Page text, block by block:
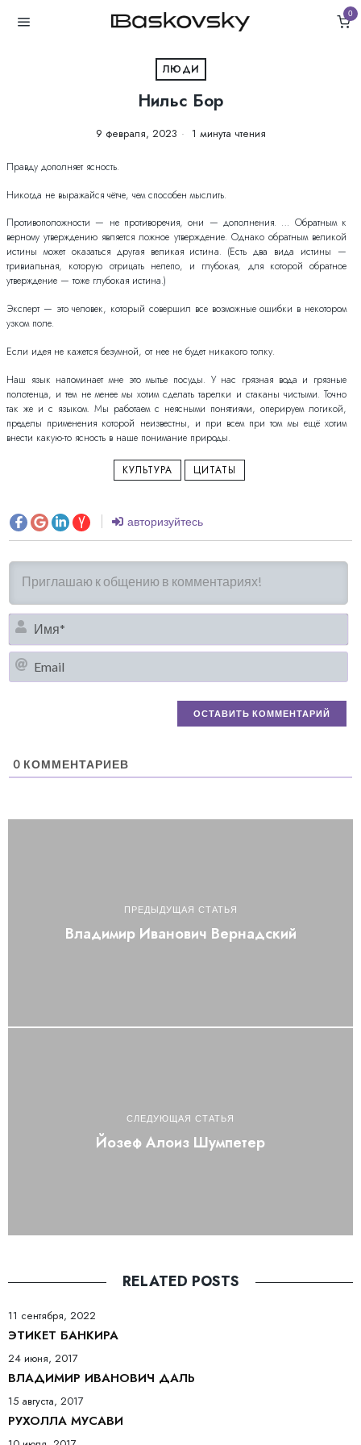
0
ЛЮДИ
Нильс Бор
9 февраля, 2023 1 минута чтения
Правду дополняет ясность.
Никогда не выражайся чётче, чем способен мыслить.
Противоположности — не противоречия, они — дополнения. … Обратным к
верному утверждению является ложное утверждение. Однако обратным великой
истины может оказаться другая великая истина. (Есть два вида истины —
тривиальная, которую отрицать нелепо, и глубокая, для которой обратное
утверждение — тоже глубокая истина.)
Эксперт — это человек, который совершил все возможные ошибки в некотором
узком поле.
Если идея не кажется безумной, от нее не будет никакого толку.
Наш язык напоминает мне это мытье посуды. У нас грязная вода и грязные
полотенца, и тем не менее мы хотим сделать тарелки и стаканы чистыми. Точно
так же и с языком. Мы работаем с неясными понятиями, оперируем логикой,
пределы применения которой неизвестны, и при всем при том мы ещё хотим
внести какую-то ясность в наше понимание природы.
КУЛЬТУРА ЦИТАТЫ
авторизуйтесь
0 КОММЕНТАРИЕВ
ПРЕДЫДУЩАЯ СТАТЬЯ
Владимир Иванович Вернадский
СЛЕДУЮЩАЯ СТАТЬЯ
Йозеф Алоиз Шумпетер
RELATED POSTS
11 сентября, 2022
ЭТИКЕТ БАНКИРА
24 июня, 2017
ВЛАДИМИР ИВАНОВИЧ ДАЛЬ
15 августа, 2017
РУХОЛЛА МУСАВИ